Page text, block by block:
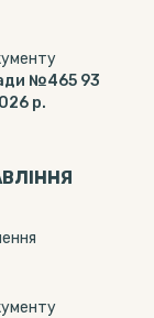
№465 93
р.